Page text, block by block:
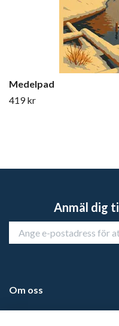
Medelpad
419 kr
Anmäl dig
Om oss